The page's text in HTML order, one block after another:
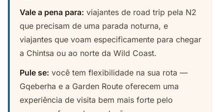
Vale a pena para: viajantes de road trip pela N2
que precisam de uma parada noturna, e
viajantes que voam especificamente para chegar
a Chintsa ou ao norte da Wild Coast.
Pule se: você tem flexibilidade na sua rota —
Gqeberha e a Garden Route oferecem uma
experiência de visita bem mais forte pelo